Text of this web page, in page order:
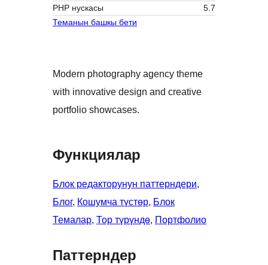
PHP нускасы
5.7
Теманын башкы бети
Modern photography agency theme
with innovative design and creative
portfolio showcases.
Функциялар
Блок редакторунун паттерндери
Блог, Кошумча түстөр, Блок
Темалар, Тор түрүндө, Портфолио
Паттерндер